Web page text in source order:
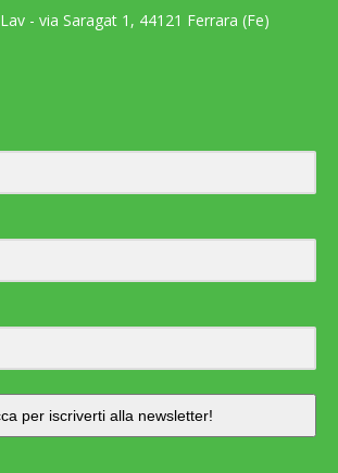
- via Saragat 1, 44121 Ferrara (Fe)
per iscriverti alla newsletter!